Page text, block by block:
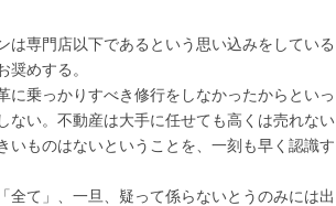
は専門店以下であるという思い込みをしている
めする。
乗っかりすべき修行をしなかったからといっ
ない。不動産は大手に任せても高くは売れない
いものはないということを、一刻も早く認識す
て」、一旦、疑って係らないとうのみには出